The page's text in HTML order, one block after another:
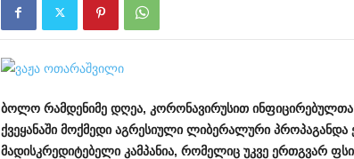
ბოლო რამდენიმე დღეა, კორონავირუსით ინფიცირებულთა
ქვეყანაში მოქმედი აგრესიული ლიბერალური პროპაგანდა
მადისკრედიტებელი კამპანია, რომელიც უკვე ერთგვარ